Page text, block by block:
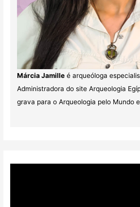
Márcia Jamilleé arqueóloga
Administradora do site Arqueologia
grava para o Arqueologia pelo Mundo